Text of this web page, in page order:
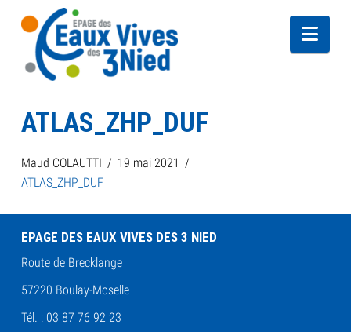
ATLAS_ZHP_DUF
Maud COLAUTTI
19 mai 2021
ATLAS_ZHP_DUF
EPAGE DES EAUX VIVES DES 3 NIED
Route de Brecklange
57220 Boulay-Moselle
Tél. : 03 87 76 92 23